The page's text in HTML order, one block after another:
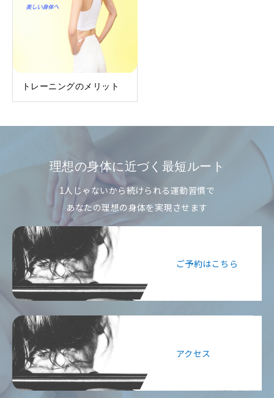
トレーニングのメリット
理想の身体に近づく最短ルート
1人じゃないから続けられる運動習慣で
あなたの理想の身体を実現させます
ご予約はこちら
アクセス